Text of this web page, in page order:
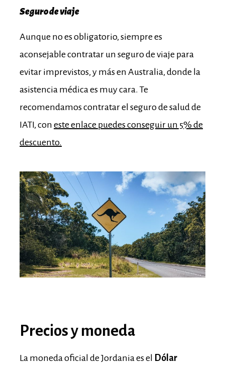
Seguro de viaje
Aunque no es obligatorio, siempre es
aconsejable contratar un seguro de viaje para
evitar imprevistos, y más en Australia, donde la
asistencia médica es muy cara. Te
recomendamos contratar el seguro de salud de
IATI, con este enlace puedes conseguir un 5% de
descuento.
Precios y moneda
La moneda oficial de Jordania es el Dólar